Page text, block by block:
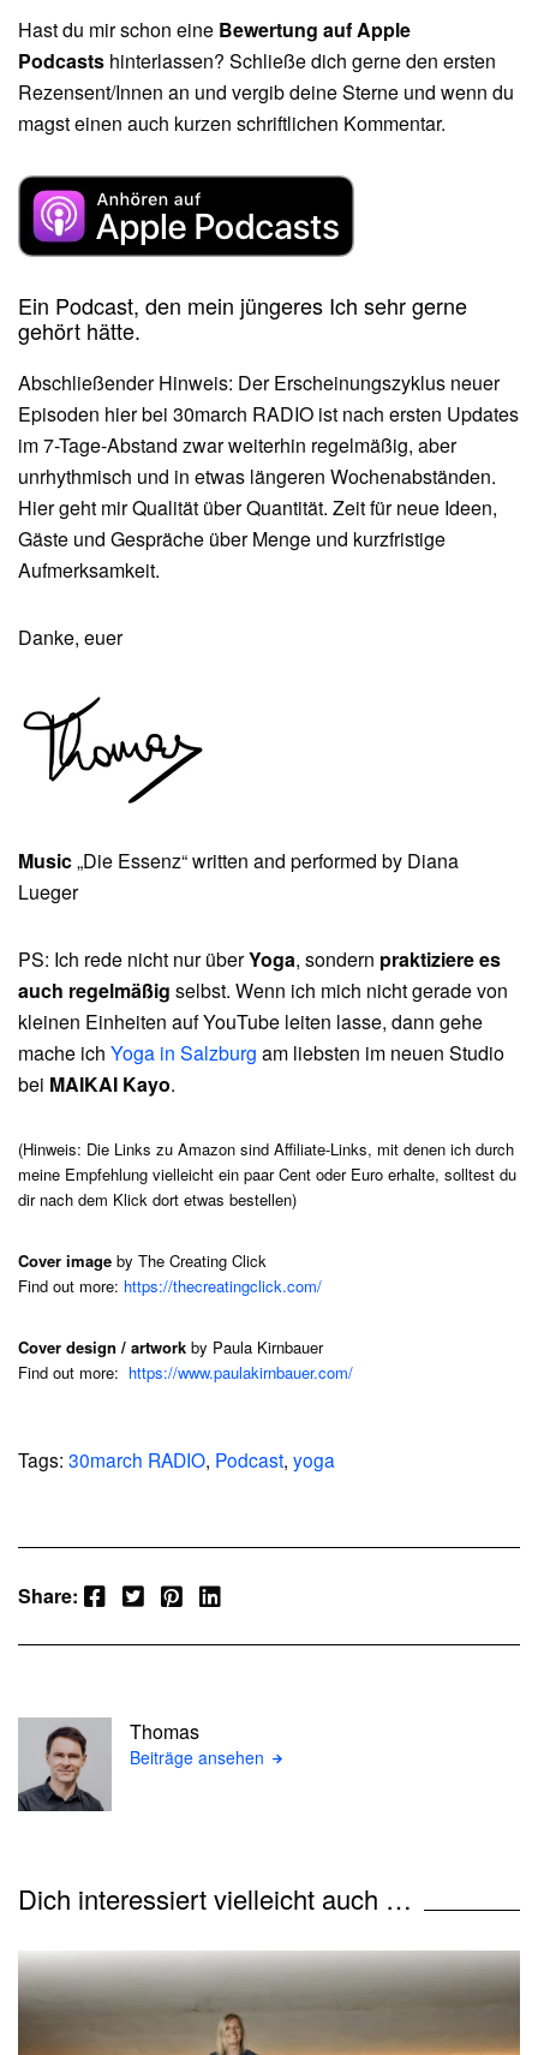
Hast du mir schon eine Bewertung auf Apple
Podcasts hinterlassen? Schließe dich gerne den ersten
Rezensent/Innen an und vergib deine Sterne und wenn du
magst einen auch kurzen schriftlichen Kommentar.
Ein Podcast, den mein jüngeres Ich sehr gerne
gehört hätte.
Abschließender Hinweis: Der Erscheinungszyklus neuer
Episoden hier bei 30march RADIO ist nach ersten Updates
im 7-Tage-Abstand zwar weiterhin regelmäßig, aber
unrhythmisch und in etwas längeren Wochenabständen.
Hier geht mir Qualität über Quantität. Zeit für neue Ideen,
Gäste und Gespräche über Menge und kurzfristige
Aufmerksamkeit.
Danke, euer
Music„Die Essenz“ written and performed by Diana
Lueger
PS: Ich rede nicht nur überYoga, sondern praktiziere es
auch regelmäßig selbst. Wenn ich mich nicht gerade von
kleinen Einheiten auf YouTube leiten lasse, dann gehe
mache ich Yoga in Salzburg am liebsten im neuen Studio
bei MAIKAI Kayo.
(Hinweis: Die Links zu Amazon sind Affiliate-Links, mit denen ich durch
meine Empfehlung vielleicht ein paar Cent oder Euro erhalte, solltest du
dir nach dem Klick dort etwas bestellen)
Cover image by The Creating Click
Find out more: https://thecreatingclick.com/
Cover design / artwork by Paula Kirnbauer
Find out more: https://www.paulakirnbauer.com/
Tags: 30march RADIO, Podcast, yoga
Share: Facebook Twitter Pinterest LinkedIn
Thomas
Beiträge ansehen
Dich interessiert vielleicht auch …